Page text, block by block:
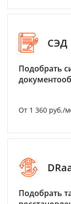
СЭД
Подобрать
От 1 360 руб./
Подобрать